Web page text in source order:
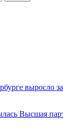
выросло
Высшая